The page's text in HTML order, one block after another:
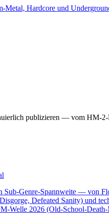
Metal, Hardcore und
publizieren — vom HM-
Sub-Genre-Spannweite — von
Defeated Sanity) und
Welle 2026 (Old-School-